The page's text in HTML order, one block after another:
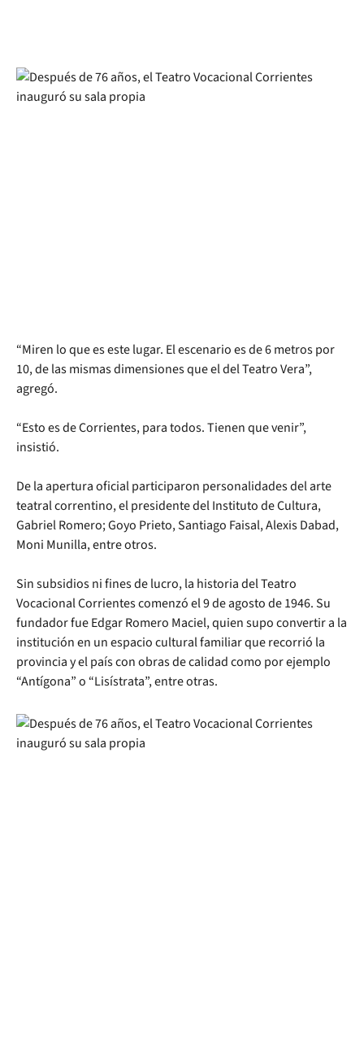
“Miren lo que es este lugar. El escenario es de 6 metros por
10, de las mismas dimensiones que el del Teatro Vera”,
agregó.
“Esto es de Corrientes, para todos. Tienen que venir”,
insistió.
De la apertura oficial participaron personalidades del arte
teatral correntino, el presidente del Instituto de Cultura,
Gabriel Romero; Goyo Prieto, Santiago Faisal, Alexis Dabad,
Moni Munilla, entre otros.
Sin subsidios ni fines de lucro, la historia del Teatro
Vocacional Corrientes comenzó el 9 de agosto de 1946. Su
fundador fue Edgar Romero Maciel, quien supo convertir a la
institución en un espacio cultural familiar que recorrió la
provincia y el país con obras de calidad como por ejemplo
“Antígona” o “Lisístrata”, entre otras.